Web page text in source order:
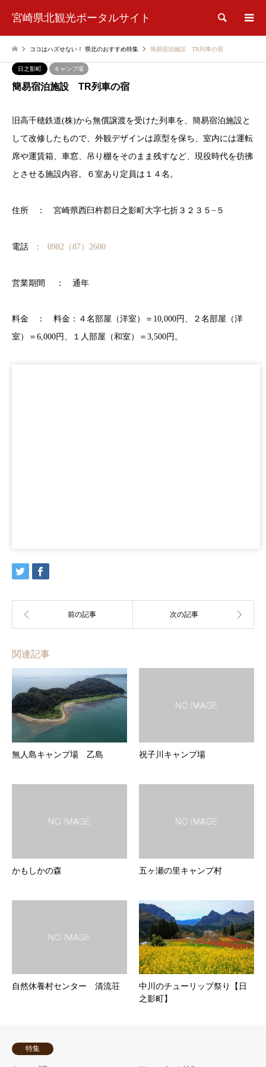
宮崎県北観光ポータルサイト 検索
ココはハズせない！ 県北のおすすめ特集 簡易宿泊施設 TR列車の宿
日之影町 キャンプ場
簡易宿泊施設 TR列車の宿
旧高千穂鉄道(株)から無償譲渡を受けた列車を、簡易宿泊施設と
して改修したもので、外観デザインは原型を保ち、室内には運転
席や運賃箱、車窓、吊り棚をそのまま残すなど、現役時代を彷彿
とさせる施設内容。６室あり定員は１４名。
住所 ： 宮崎県西臼杵郡日之影町大字七折３２３５−５
電話 : 0982（87）2600
営業期間 ： 通年
料金 ： 料金：４名部屋（洋室）＝10,000円、２名部屋（洋
室）＝6,000円、１人部屋（和室）＝3,500円。
関連記事
無人島キャンプ場 乙島 祝子川キャンプ場
かもしかの森 五ヶ瀬の里キャンプ村
自然休養村センター 清流荘
中川のチューリップ祭り【日
之影町】
特集